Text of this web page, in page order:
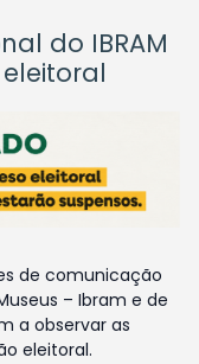
do IBRAM
de comunicação
– Ibram e de
a observar as
eleitoral.